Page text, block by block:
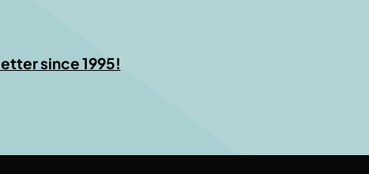
since 1995!